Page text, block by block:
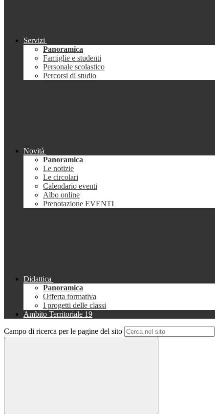
Servizi
Panoramica
Famiglie e studenti
Personale scolastico
Percorsi di studio
Novità
Panoramica
Le notizie
Le circolari
Calendario eventi
Albo online
Prenotazione EVENTI
Didattica
Panoramica
Offerta formativa
I progetti delle classi
Ambito Territoriale 19
Campo di ricerca per le pagine del sito